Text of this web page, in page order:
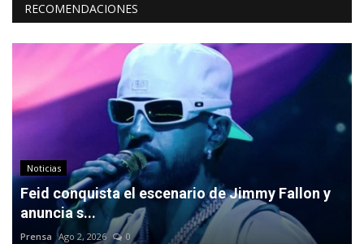
RECOMENDACIONES
Noticias
Feid conquista el escenario de Jimmy Fallon y
anuncia s...
Prensa Ago 2, 2026 0